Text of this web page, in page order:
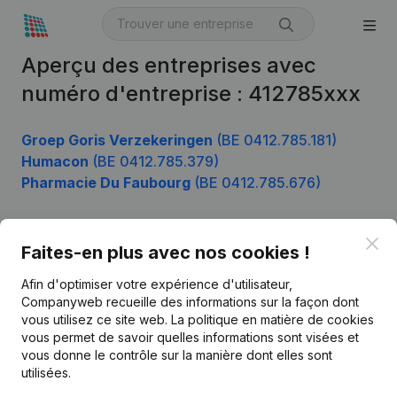
Aperçu des entreprises avec
numéro d'entreprise : 412785xxx
Groep Goris Verzekeringen (BE 0412.785.181)
Humacon (BE 0412.785.379)
Pharmacie Du Faubourg (BE 0412.785.676)
Faites-en plus avec nos cookies !
Afin d'optimiser votre expérience d'utilisateur,
Companyweb recueille des informations sur la façon dont
vous utilisez ce site web. La politique en matière de cookies
vous permet de savoir quelles informations sont visées et
vous donne le contrôle sur la manière dont elles sont
utilisées.
Français
Kantorenpark Everest
Produit
Informations d’entreprise
Monitoring
Recherche internationale